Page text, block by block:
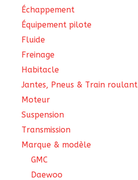
Échappement
Équipement pilote
Fluide
Freinage
Habitacle
Jantes, Pneus & Train roulant
Moteur
Suspension
Transmission
Marque & modèle
GMC
Daewoo